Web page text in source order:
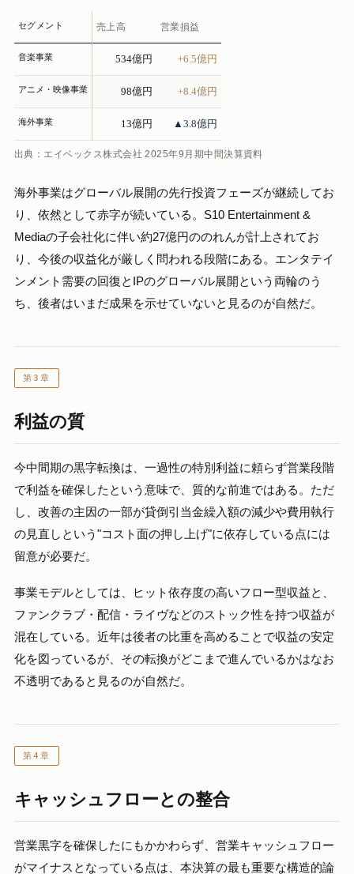
セグメント 売上高 営業損益
音楽事業 534億円 +6.5億円
アニメ・映像事業 98億円 +8.4億円
海外事業 13億円 ▲3.8億円
出典：エイベックス株式会社 2025年9月期中間決算資料
海外事業はグローバル展開の先行投資フェーズが継続してお
り、依然として赤字が続いている。S10 Entertainment &
Mediaの子会社化に伴い約27億円ののれんが計上されてお
り、今後の収益化が厳しく問われる段階にある。エンタテイ
ンメント需要の回復とIPのグローバル展開という両輪のう
ち、後者はいまだ成果を示せていないと見るのが自然だ。
第3章
利益の質
今中間期の黒字転換は、一過性の特別利益に頼らず営業段階
で利益を確保したという意味で、質的な前進ではある。ただ
し、改善の主因の一部が貸倒引当金繰入額の減少や費用執行
の見直しという"コスト面の押し上げ"に依存している点には
留意が必要だ。
事業モデルとしては、ヒット依存度の高いフロー型収益と、
ファンクラブ・配信・ライヴなどのストック性を持つ収益が
混在している。近年は後者の比重を高めることで収益の安定
化を図っているが、その転換がどこまで進んでいるかはなお
不透明であると見るのが自然だ。
第4章
キャッシュフローとの整合
営業黒字を確保したにもかかわらず、営業キャッシュフロー
がマイナスとなっている点は、本決算の最も重要な構造的論